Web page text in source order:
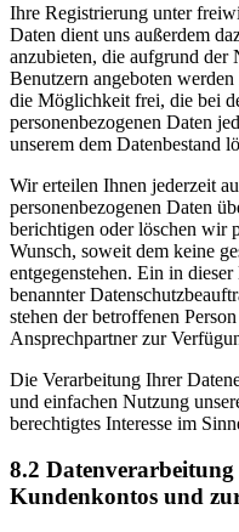
Ihre Registrierung unter
Daten dient uns außerdem
anzubieten, die aufgrund der
Benutzern angeboten
die Möglichkeit frei, die bei
personenbezogenen Daten
unserem dem Datenbestand
Wir erteilen Ihnen jederzeit
personenbezogenen Daten
berichtigen oder löschen wir
Wunsch, soweit dem keine
entgegenstehen. Ein in
benannter
stehen der betroffenen
Ansprechpartner zur
Die Verarbeitung Ihrer
und einfachen Nutzung
berechtigtes Interesse im
8.2
Kundenkontos und